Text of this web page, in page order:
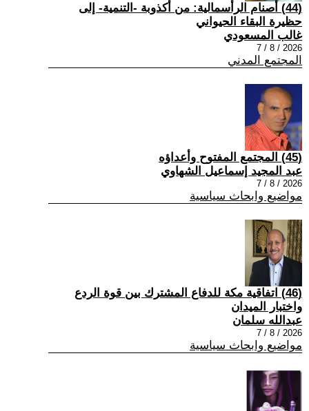
(44) أصنام الرأسمالية: من أكذوبة -التنمية- إلى
حظيرة البقاء الحيواني
غالب المسعودي
2026 / 8 / 7
المجتمع المدني
(45) المجتمع المفتوح وأعداؤه
عبد المجيد إسماعيل الشهاوي
2026 / 8 / 7
مواضيع وابحاث سياسية
(46) اتفاقية مكة للدفاع المشترك بين قوة الردع
واختبار الميدان
عبدالله سلمان
2026 / 8 / 7
مواضيع وابحاث سياسية